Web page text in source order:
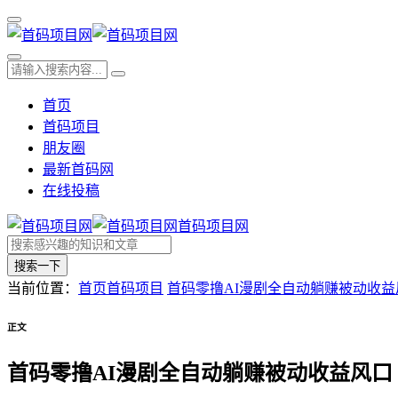
首页
首码项目
朋友圈
最新首码网
在线投稿
首码项目网
搜索一下
当前位置： 首页首码项目 首码零撸AI漫剧全自动躺赚被动收益
正文
首码零撸AI漫剧全自动躺赚被动收益风口